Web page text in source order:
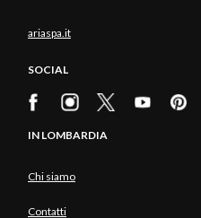
ariaspa.it
SOCIAL
IN LOMBARDIA
Chi siamo
Contatti